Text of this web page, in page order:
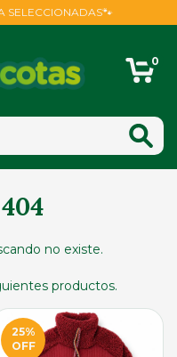
SELECCIONADAS🐾
0
no existe.
productos.
25%
OFF